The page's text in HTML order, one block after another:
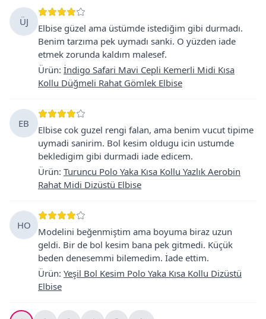
ÜJ
Elbise güzel ama üstümde istediğim gibi durmadı.
Benim tarzıma pek uymadı sanki. O yüzden iade
etmek zorunda kaldım malesef.
Ürün: İndigo Safari Mavi Cepli Kemerli Midi Kısa
Kollu Düğmeli Rahat Gömlek Elbise
EB
Elbise cok guzel rengi falan, ama benim vucut tipime
uymadi sanirim. Bol kesim oldugu icin ustumde
bekledigim gibi durmadi iade edicem.
Ürün: Turuncu Polo Yaka Kısa Kollu Yazlık Aerobin
Rahat Midi Dizüstü Elbise
HO
Modelini beğenmiştim ama boyuma biraz uzun
geldi. Bir de bol kesim bana pek gitmedi. Küçük
beden denesemmi bilemedim. İade ettim.
Ürün: Yeşil Bol Kesim Polo Yaka Kısa Kollu Dizüstü
Elbise